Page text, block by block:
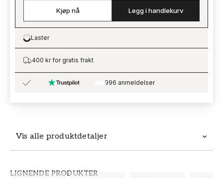
Vis alle produktdetaljer
LIGNENDE PRODUKTER
Kjøp nå Legg i handlekurv
Loading…
Laster
400 kr for gratis frakt
996 anmeldelser